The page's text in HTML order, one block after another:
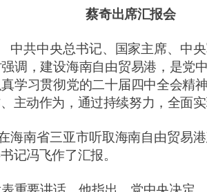
蔡奇出席汇报会
中共中央总书记、国家主席、中
调，建设海南自由贸易港，是党
学习贯彻党的二十届四中全会精
主动作为，通过持续努力，全面
海南省三亚市听取海南自由贸易
记冯飞作了汇报。